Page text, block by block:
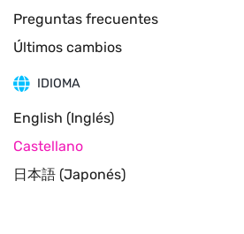
Preguntas frecuentes
Últimos cambios
IDIOMA
English (Inglés)
Castellano
日本語 (Japonés)